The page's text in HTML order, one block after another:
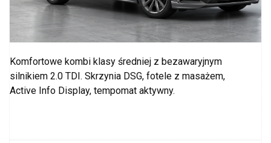
Komfortowe kombi klasy średniej z bezawaryjnym
silnikiem 2.0 TDI. Skrzynia DSG, fotele z masażem,
Active Info Display, tempomat aktywny.